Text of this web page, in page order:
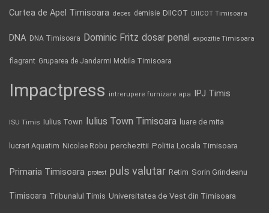
Curtea de Apel Timisoara deces demisie DIICOT DIICOT Timisoara
DNA DNA Timisoara Dominic Fritz dosar penal expozitie Timisoara
flagrant Gruparea de Jandarmi Mobila Timisoara
Impactpress intrerupere furnizare apa IPJ Timis
ISU Timis Iulius Town Iulius Town Timisoara luare de mita
lucrari Aquatim Nicolae Robu perchezitii Politia Locala Timisoara
Primaria Timisoara protest puls valutar Retim Sorin Grindeanu
Timisoara Tribunalul Timis Universitatea de Vest din Timisoara